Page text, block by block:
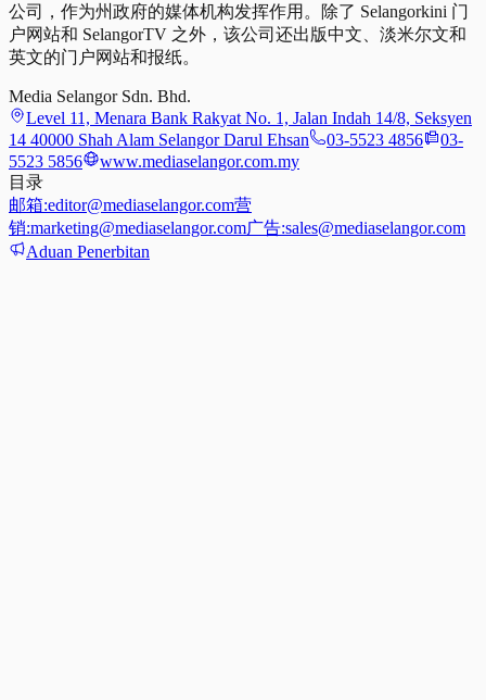
公司，作为州政府的媒体机构发挥作用。除了 Selangorkini 门
户网站和 SelangorTV 之外，该公司还出版中文、淡米尔文和
英文的门户网站和报纸。
Media Selangor Sdn. Bhd.
Level 11, Menara Bank Rakyat No. 1, Jalan Indah 14/8, Seksyen
14 40000 Shah Alam Selangor Darul Ehsan
03-5523 4856
03-
5523 5856
www.mediaselangor.com.my
目录
邮箱:editor@mediaselangor.com营
销:marketing@mediaselangor.com广告:sales@mediaselangor.com
Aduan Penerbitan